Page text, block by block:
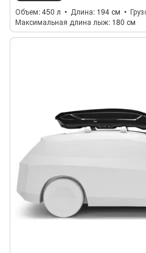
Объем 450 л Длина 194 см
Максимальная длина лыж 180 см